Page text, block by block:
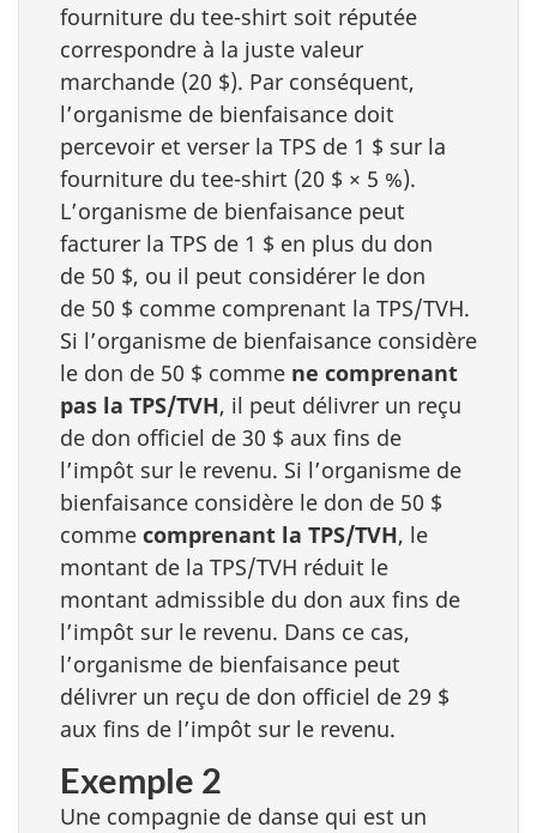
fourniture du tee-shirt soit réputée
correspondre à la juste valeur
marchande (20 $). Par conséquent,
l’organisme de bienfaisance doit
percevoir et verser la TPS de 1 $ sur la
fourniture du tee-shirt (20 $ × 5 %).
L’organisme de bienfaisance peut
facturer la TPS de 1 $ en plus du don
de 50 $, ou il peut considérer le don
de 50 $ comme comprenant la TPS/TVH.
Si l’organisme de bienfaisance considère
le don de 50 $ comme ne comprenant
pas la TPS/TVH, il peut délivrer un reçu
de don officiel de 30 $ aux fins de
l’impôt sur le revenu. Si l’organisme de
bienfaisance considère le don de 50 $
comme comprenant la TPS/TVH, le
montant de la TPS/TVH réduit le
montant admissible du don aux fins de
l’impôt sur le revenu. Dans ce cas,
l’organisme de bienfaisance peut
délivrer un reçu de don officiel de 29 $
aux fins de l’impôt sur le revenu.
Exemple 2
Une compagnie de danse qui est un